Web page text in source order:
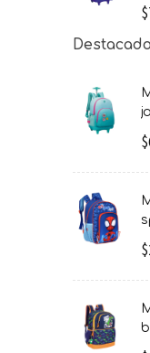
morral grande
mochila /
mochila/morral